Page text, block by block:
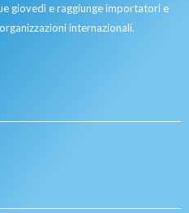
giovedì e raggiunge importatori e
internazionali.